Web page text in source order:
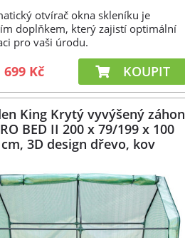
otvírač okna skleníku je
doplňkem, který zajistí optimální
pro vaši úrodu.
699 Kč KOUPIT
King Krytý vyvýšený záhon
BED II 200 x 79/199 x 100
cm, 3D design dřevo, kov